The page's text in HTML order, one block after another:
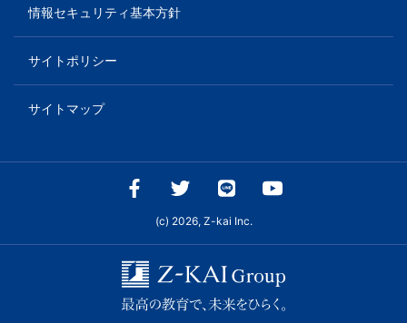
情報セキュリティ基本方針
サイトポリシー
サイトマップ
(c) 2026, Z-kai Inc.